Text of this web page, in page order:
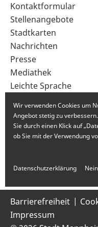
Sekundärnavigation
im
Fußbereich
Kontaktformular
Stellenangebote
Stadtkarten
Nachrichten
Presse
Mediathek
Leichte Sprache
Barrierefreiheit
Impressum
Wir verwenden Cookies um
Angebot stetig zu
Sie durch einen Klick auf
ob Sie mit der Verwendung
Datenschutzerklärung